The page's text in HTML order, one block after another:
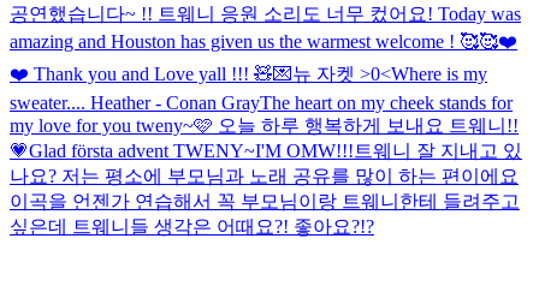
공연했습니다~ !! 트웨니 응원 소리도 너무 컸어요! Today was
amazing and Houston has given us the warmest welcome ! 🥰🥰❤️
❤️ Thank you and Love yall !!! 🧸💌뉴 자켓 >0<Where is my
sweater.... Heather - Conan GrayThe heart on my cheek stands for
my love for you tweny~🩷 오늘 하루 행복하게 보내요 트웨니!!
💗Glad första advent TWENY~I'M OMW!!! 트웨니 잘 지내고 있
나요? 저는 평소에 부모님과 노래 공유를 많이 하는 편이에요
이곡을 언젠가 연습해서 꼭 부모님이랑 트웨니한테 들려주고
싶은데 트웨니들 생각은 어때요?! 좋아요?!?